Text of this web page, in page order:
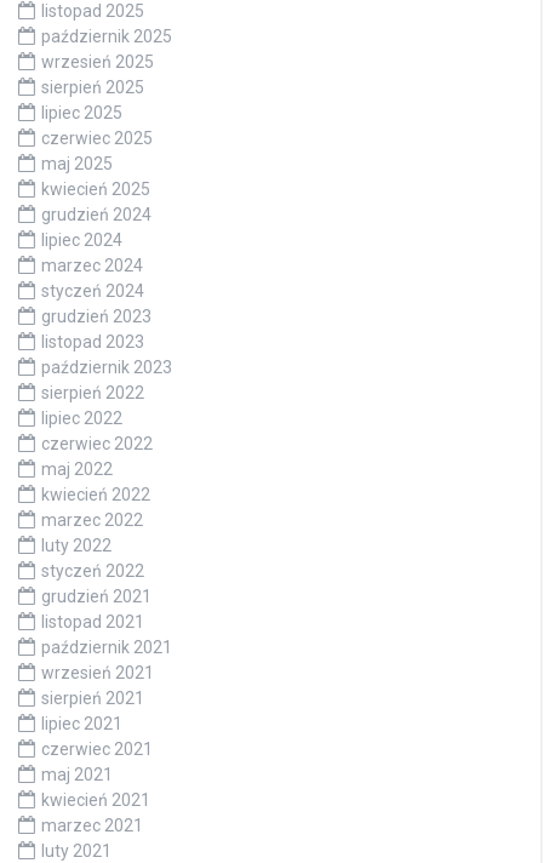
listopad 2025
październik 2025
wrzesień 2025
sierpień 2025
lipiec 2025
czerwiec 2025
maj 2025
kwiecień 2025
grudzień 2024
lipiec 2024
marzec 2024
styczeń 2024
grudzień 2023
listopad 2023
październik 2023
sierpień 2022
lipiec 2022
czerwiec 2022
maj 2022
kwiecień 2022
marzec 2022
luty 2022
styczeń 2022
grudzień 2021
listopad 2021
październik 2021
wrzesień 2021
sierpień 2021
lipiec 2021
czerwiec 2021
maj 2021
kwiecień 2021
marzec 2021
luty 2021